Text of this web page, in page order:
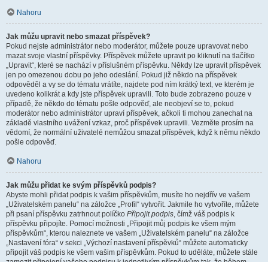
Nahoru
Jak můžu upravit nebo smazat příspěvek?
Pokud nejste administrátor nebo moderátor, můžete pouze upravovat nebo
mazat svoje vlastní příspěvky. Příspěvek můžete upravit po kliknutí na tlačítko
„Upravit“, které se nachází v příslušném příspěvku. Někdy lze upravit příspěvek
jen po omezenou dobu po jeho odeslání. Pokud již někdo na příspěvek
odpověděl a vy se do tématu vrátíte, najdete pod ním krátký text, ve kterém je
uvedeno kolikrát a kdy jste příspěvek upravili. Toto bude zobrazeno pouze v
případě, že někdo do tématu pošle odpověď, ale neobjeví se to, pokud
moderátor nebo administrátor upraví příspěvek, ačkoli ti mohou zanechat na
základě vlastního uvážení vzkaz, proč příspěvek upravili. Vezměte prosím na
vědomí, že normální uživatelé nemůžou smazat příspěvek, když k němu někdo
pošle odpověď.
Nahoru
Jak můžu přidat ke svým příspěvků podpis?
Abyste mohli přidat podpis k vašim příspěvkům, musíte ho nejdřív ve vašem
„Uživatelském panelu“ na záložce „Profil“ vytvořit. Jakmile ho vytvoříte, můžete
při psaní příspěvku zatrhnout políčko Připojit podpis, čímž váš podpis k
příspěvku připojíte. Pomocí možnosti „Připojit můj podpis ke všem mým
příspěvkům“, kterou naleznete ve vašem „Uživatelském panelu“ na záložce
„Nastavení fóra“ v sekci „Výchozí nastavení příspěvků“ můžete automaticky
připojit váš podpis ke všem vašim příspěvkům. Pokud to uděláte, můžete stále